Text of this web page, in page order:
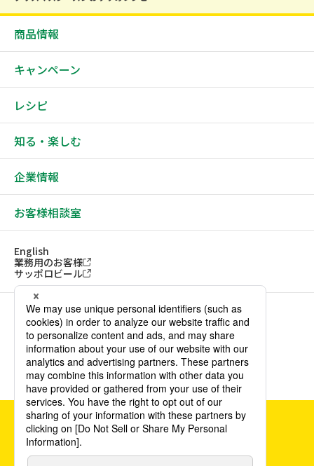
商品情報
キャンペーン
レシピ
知る・楽しむ
企業情報
お客様相談室
English
業務用のお客様
サッポロビール
ソーシャルメディアアカウント一覧
サイトご利用にあたってウェブアクセシビリティ方針
個人情報保護方針カスタマーハラスメント方針